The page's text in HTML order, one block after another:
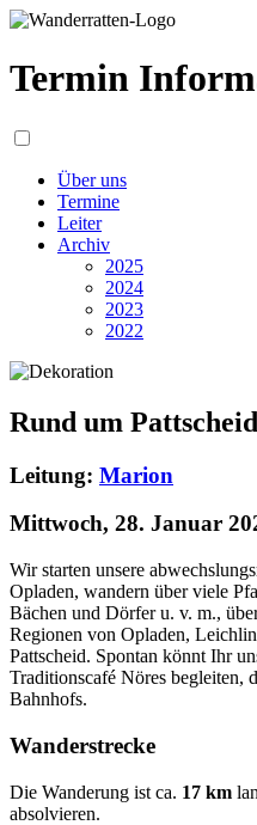
Termin
Über uns
Termine
Leiter
Archiv
2025
2024
2023
2022
Rund um Pattscheid
Leitung: Marion
Mittwoch, 28. Januar
Wir starten unsere
Opladen, wandern über viele
Bächen und Dörfer u. v. m.,
Regionen von Opladen,
Pattscheid. Spontan könnt Ihr
Traditionscafé Nöres begleiten,
Bahnhofs.
Wanderstrecke
Die Wanderung ist ca. 17 km
absolvieren.